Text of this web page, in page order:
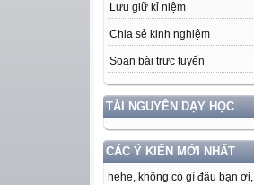
Lưu giữ kỉ niệm
Chia sẻ kinh nghiệm
Soạn bài trực tuyến
TÀI NGUYÊN DẠY HỌC
CÁC Ý KIẾN MỚI NHẤT
hehe, không có gì đâu bạn ơi,